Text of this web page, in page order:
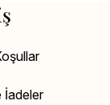
İadeler